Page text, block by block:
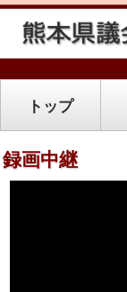
トップ
録画中継